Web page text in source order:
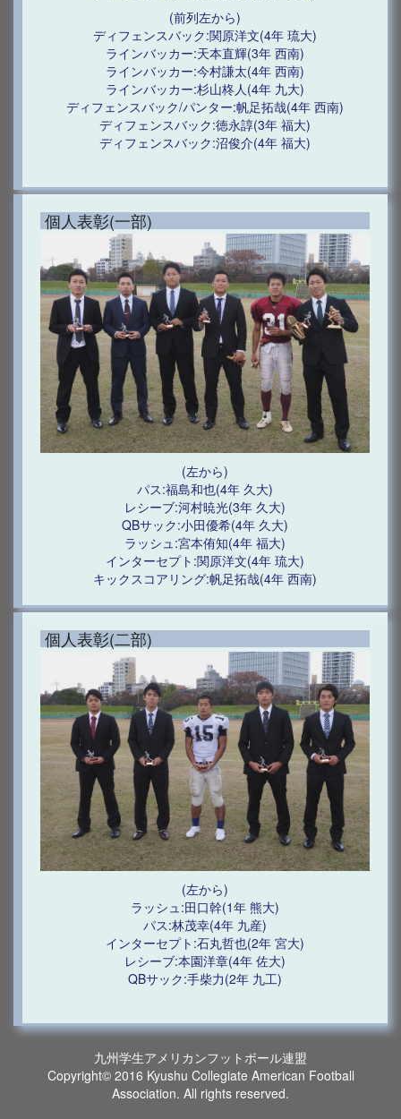
(前列左から)
ディフェンスバック:関原洋文(4年 琉大)
ラインバッカー:天本直輝(3年 西南)
ラインバッカー:今村謙太(4年 西南)
ラインバッカー:杉山柊人(4年 九大)
ディフェンスバック/パンター:帆足拓哉(4年 西南)
ディフェンスバック:徳永諄(3年 福大)
ディフェンスバック:沼俊介(4年 福大)
個人表彰(一部)
(左から)
パス:福島和也(4年 久大)
レシーブ:河村暁光(3年 久大)
QBサック:小田優希(4年 久大)
ラッシュ:宮本侑知(4年 福大)
インターセプト:関原洋文(4年 琉大)
キックスコアリング:帆足拓哉(4年 西南)
個人表彰(二部)
(左から)
ラッシュ:田口幹(1年 熊大)
パス:林茂幸(4年 九産)
インターセプト:石丸哲也(2年 宮大)
レシーブ:本園洋章(4年 佐大)
QBサック:手柴力(2年 九工)
九州学生アメリカンフットボール連盟
Copyright© 2016 Kyushu Collegiate American Football
Association. All rights reserved.